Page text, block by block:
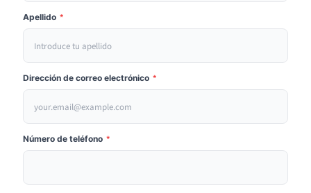
Apellido *
Dirección de correo electrónico *
Número de teléfono *